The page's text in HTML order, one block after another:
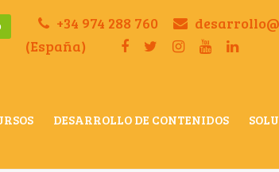
+34 974 288 760
(España)
DESARROLLO DE CONTENIDOS